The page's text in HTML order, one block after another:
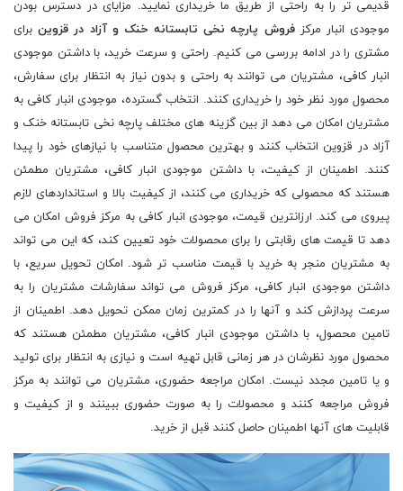
قدیمی تر را به راحتی از طریق ما خریداری نمایید. مزایای در دسترس بودن
موجودی انبار مرکزفروش پارچه نخی تابستانه خنک و آزاد در قزوینبرای
مشتری را در ادامه بررسی می کنیم. راحتی و سرعت خرید، با داشتن موجودی
انبار کافی، مشتریان می توانند به راحتی و بدون نیاز به انتظار برای سفارش،
محصول مورد نظر خود را خریداری کنند. انتخاب گسترده، موجودی انبار کافی به
مشتریان امکان می دهد از بین گزینه های مختلف پارچه نخی تابستانه خنک و
آزاد در قزوین انتخاب کنند و بهترین محصول متناسب با نیازهای خود را پیدا
کنند. اطمینان از کیفیت، با داشتن موجودی انبار کافی، مشتریان مطمئن
هستند که محصولی که خریداری می کنند، از کیفیت بالا و استانداردهای لازم
پیروی می کند. ارزانترین قیمت، موجودی انبار کافی به مرکز فروش امکان می
دهد تا قیمت های رقابتی را برای محصولات خود تعیین کند، که این می تواند
به مشتریان منجر به خرید با قیمت مناسب تر شود. امکان تحویل سریع، با
داشتن موجودی انبار کافی، مرکز فروش می تواند سفارشات مشتریان را به
سرعت پردازش کند و آنها را در کمترین زمان ممکن تحویل دهد. اطمینان از
تامین محصول، با داشتن موجودی انبار کافی، مشتریان مطمئن هستند که
محصول مورد نظرشان در هر زمانی قابل تهیه است و نیازی به انتظار برای تولید
و یا تامین مجدد نیست. امکان مراجعه حضوری، مشتریان می توانند به مرکز
فروش مراجعه کنند و محصولات را به صورت حضوری ببینند و از کیفیت و
قابلیت های آنها اطمینان حاصل کنند قبل از خرید.